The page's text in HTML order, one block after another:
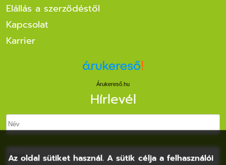
Elállás a szerződéstől
Kapcsolat
Karrier
Árukereső.hu
Hírlevél
Az oldal sütiket használ. A sütik célja a felhasználói